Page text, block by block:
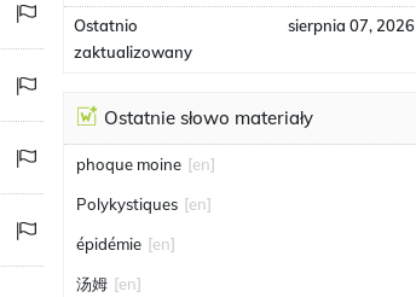
Ostatnio
zaktualizowany
sierpnia 07, 2026
Ostatnie słowo materiały
phoque moine [en]
Polykystiques [en]
épidémie [en]
汤姆 [en]